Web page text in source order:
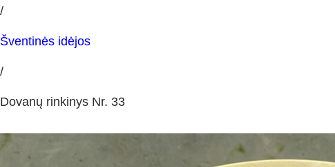
/
Šventinės idėjos
/
Dovanų rinkinys Nr. 33